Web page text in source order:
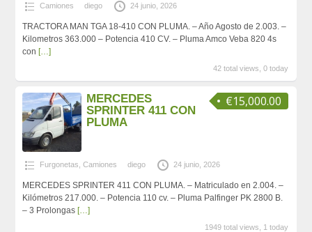
Camiones diego 24 junio, 2026
TRACTORA MAN TGA 18-410 CON PLUMA. – Año Agosto de 2.003. –
Kilometros 363.000 – Potencia 410 CV. – Pluma Amco Veba 820 4s
con […]
42 total views, 0 today
€15,000.00
MERCEDES
SPRINTER 411 CON
PLUMA
Furgonetas Camiones diego 24 junio, 2026
MERCEDES SPRINTER 411 CON PLUMA. – Matriculado en 2.004. –
Kilómetros 217.000. – Potencia 110 cv. – Pluma Palfinger PK 2800 B.
– 3 Prolongas […]
1949 total views, 1 today